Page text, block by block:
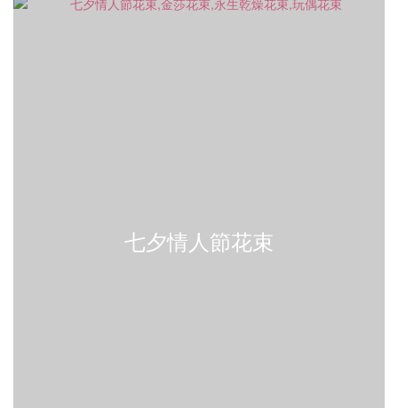
七夕情人節花束